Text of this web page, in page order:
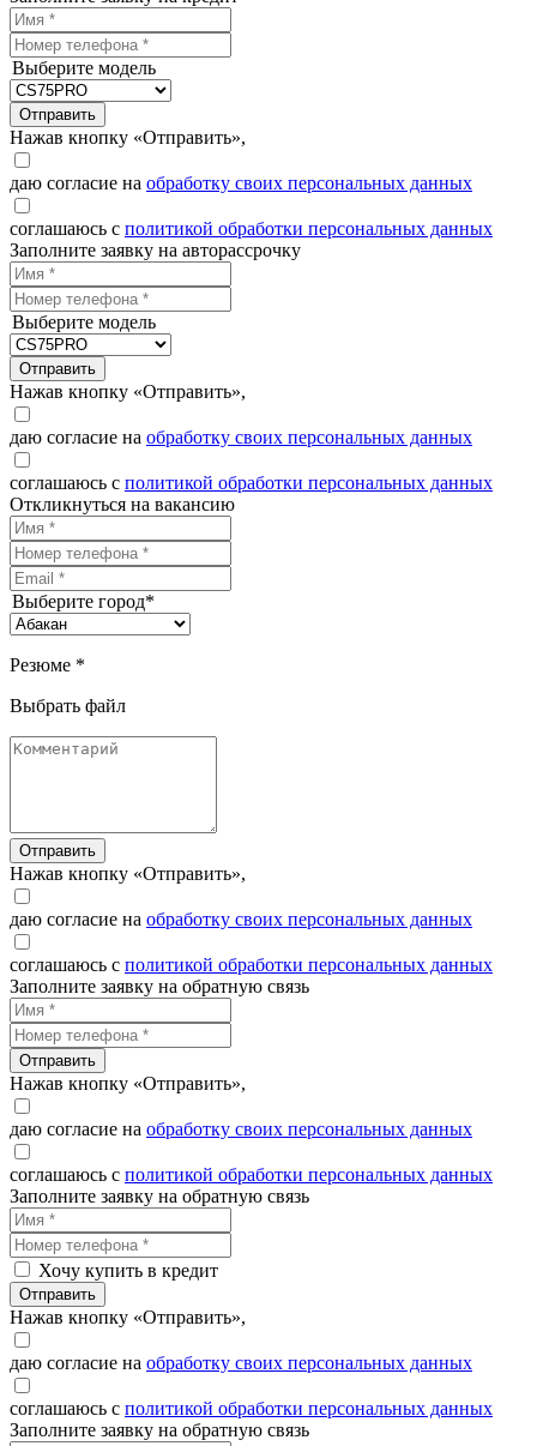
Выберите модель
Отправить
Нажав кнопку «Отправить»,
даю согласие на обработку своих персональных данных
соглашаюсь с политикой обработки персональных данных
Заполните заявку на авторассрочку
Выберите модель
Отправить
Нажав кнопку «Отправить»,
даю согласие на обработку своих персональных данных
соглашаюсь с политикой обработки персональных данных
Откликнуться на вакансию
Выберите город*
Резюме *
Выбрать файл
Отправить
Нажав кнопку «Отправить»,
даю согласие на обработку своих персональных данных
соглашаюсь с политикой обработки персональных данных
Заполните заявку на обратную связь
Отправить
Нажав кнопку «Отправить»,
даю согласие на обработку своих персональных данных
соглашаюсь с политикой обработки персональных данных
Заполните заявку на обратную связь
Хочу купить в кредит
Отправить
Нажав кнопку «Отправить»,
даю согласие на обработку своих персональных данных
соглашаюсь с политикой обработки персональных данных
Заполните заявку на обратную связь